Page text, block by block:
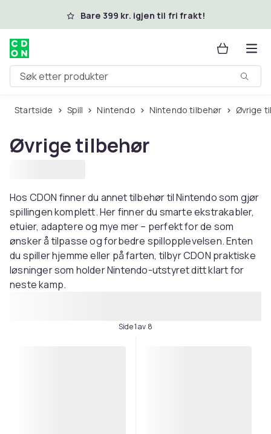
Hopp til hovedinnholdBare 399 kr. igjen til fri frakt!
Søk etter produkter
Startside Spill Nintendo Nintendo tilbehør Øvrige
Øvrige tilbehør
Hos CDON finner du annet tilbehør til Nintendo som gjør
spillingen komplett. Her finner du smarte ekstrakabler,
etuier, adaptere og mye mer – perfekt for de som
ønsker å tilpasse og forbedre spillopplevelsen. Enten
du spiller hjemme eller på farten, tilbyr CDON praktiske
løsninger som holder Nintendo-utstyret ditt klart for
neste kamp.
Side 1 av 8